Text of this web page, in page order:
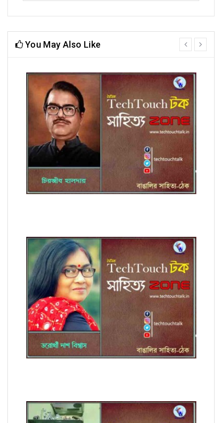
You May Also Like
prev